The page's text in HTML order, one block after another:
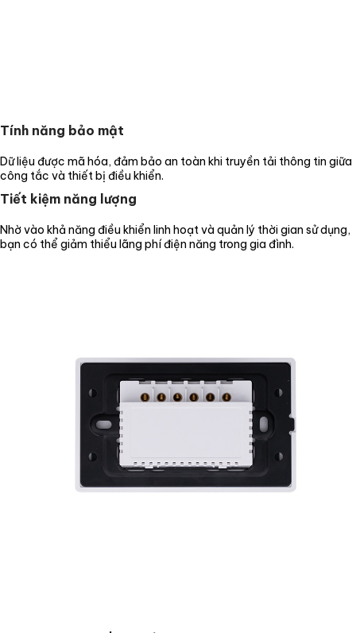
Tính năng bảo mật
Dữ liệu được mã hóa, đảm bảo an toàn khi truyền tải thông tin giữa
công tắc và thiết bị điều khiển.
Tiết kiệm năng lượng
Nhờ vào khả năng điều khiển linh hoạt và quản lý thời gian sử dụng,
bạn có thể giảm thiểu lãng phí điện năng trong gia đình.